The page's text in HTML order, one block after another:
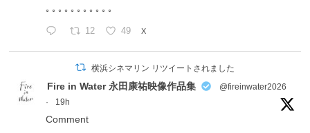
◦ ◦ ◦ ◦ ◦ ◦ ◦ ◦ ◦ ◦ ◦
12 49 X
横浜シネマリン リツイートされました
Fire in Water 永田康祐映像作品集
@fireinwater2026
·
19h
Comment